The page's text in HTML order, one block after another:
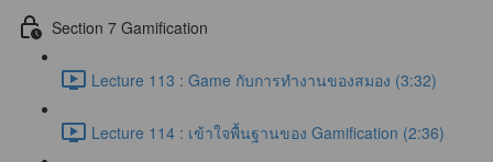
Section 7 Gamification
Lecture 113 : Game กับการทำงานของสมอง (3:32)
Lecture 114 : เข้าใจพื้นฐานของ Gamification (2:36)